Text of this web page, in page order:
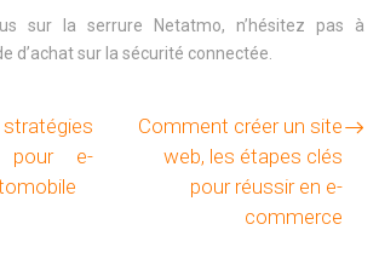
sur la serrure Netatmo, n’hésitez pas à
d’achat sur la sécurité connectée.
pour e-
Comment créer un site
web, les étapes clés
pour réussir en e-
commerce